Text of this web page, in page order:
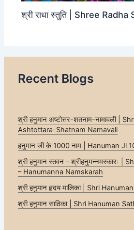
श्री राधा स्तुति | Shree Radha
Recent Blogs
श्री हनुमान अष्टोत्तर-शतनाम-नामावली |
Ashtottara-Shatnam Namavali
हनुमान जी के 1000 नाम | Hanuman Ji
श्री हनुमान स्तवन – श्रीहनुमन्नमस्कारः |
– Hanumanna Namskarah
श्री हनुमान हृदय मालिका | Shri
श्री हनुमान साठिका | Shri Hanuman